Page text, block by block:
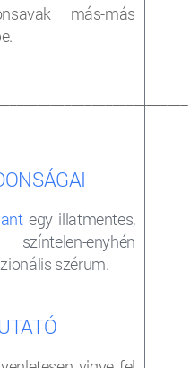
más-más
egy illatmentes,
enyhén
szérum.